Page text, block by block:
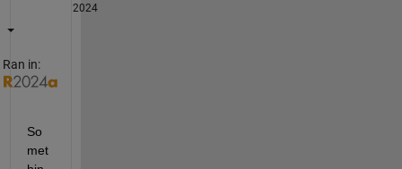
2024
Ran in:
So
met